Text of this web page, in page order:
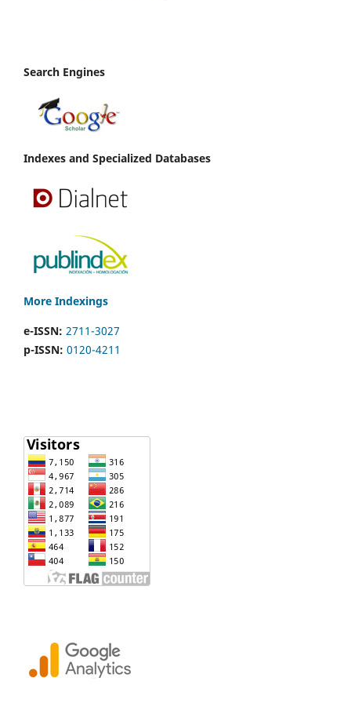
Search Engines
Indexes and Specialized Databases
More Indexings
e-ISSN: 2711-3027
p-ISSN: 0120-4211